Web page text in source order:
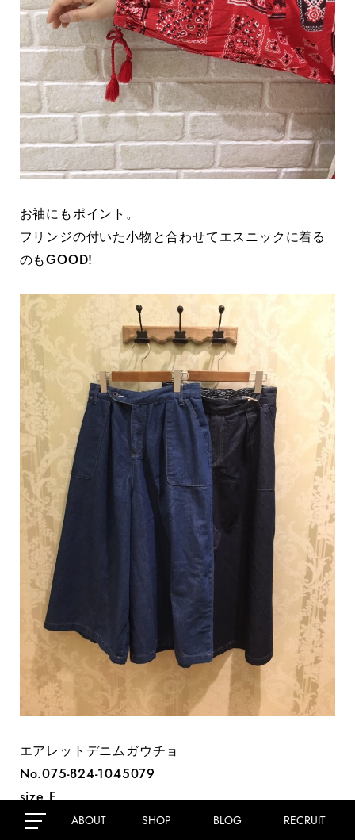
ABOUT SHOP BLOG RECRUIT
お袖にもポイント。
フリンジの付いた小物と合わせてエスニックに着る
のもGOOD!
エアレットデニムガウチョ
No.075-824-1045079
size F
col.ブルー